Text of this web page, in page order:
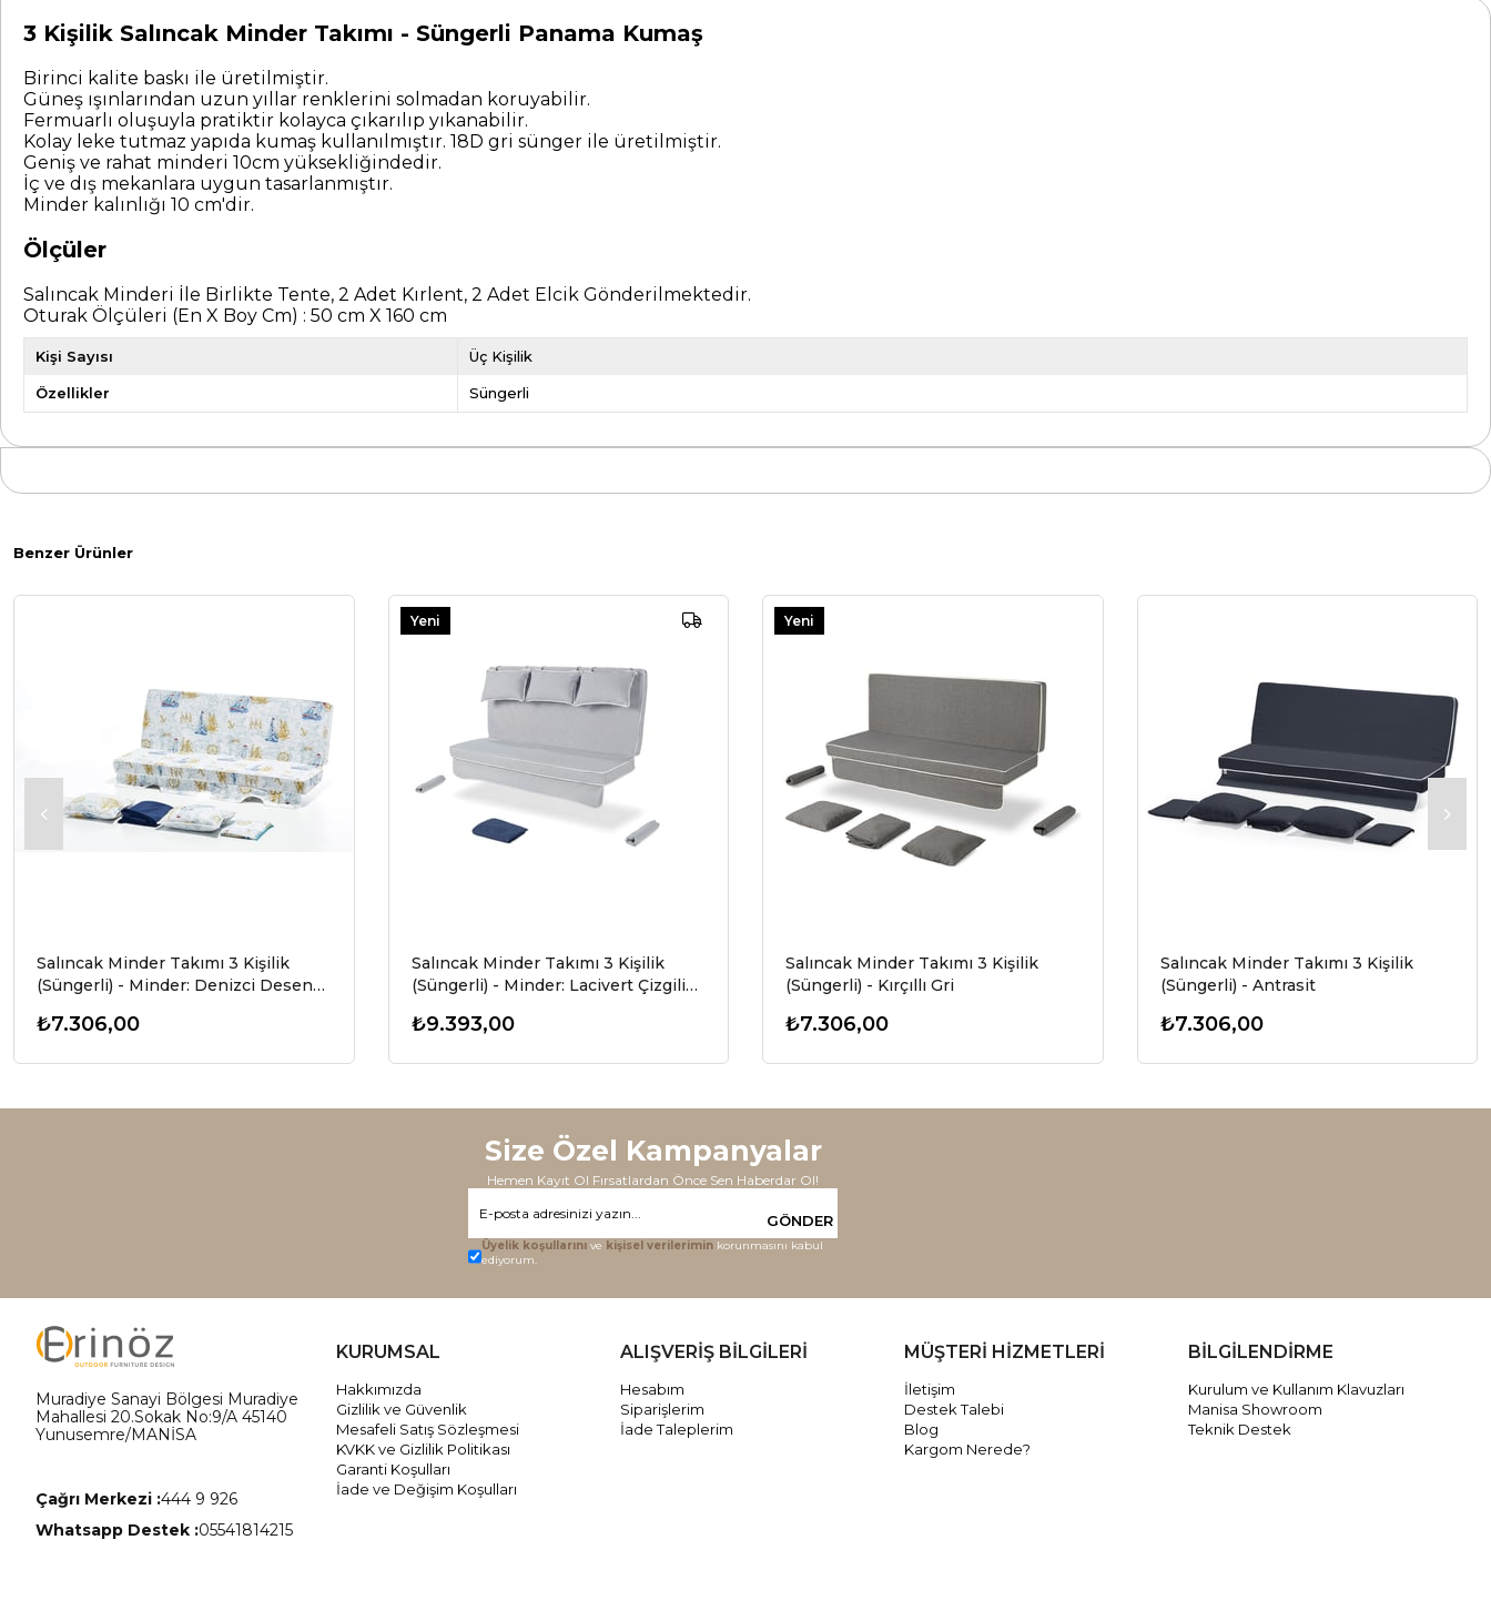
3 Kişilik Salıncak Minder Takımı - Süngerli Panama Kumaş
Birinci kalite baskı ile üretilmiştir.
Güneş ışınlarından uzun yıllar renklerini solmadan koruyabilir.
Fermuarlı oluşuyla pratiktir kolayca çıkarılıp yıkanabilir.
Kolay leke tutmaz yapıda kumaş kullanılmıştır. 18D gri sünger ile üretilmiştir.
Geniş ve rahat minderi 10cm yüksekliğindedir.
İç ve dış mekanlara uygun tasarlanmıştır.
Minder kalınlığı 10 cm'dir.
Ölçüler
Salıncak Minderi İle Birlikte Tente, 2 Adet Kırlent, 2 Adet Elcik Gönderilmektedir.
Oturak Ölçüleri (En X Boy Cm) : 50 cm X 160 cm
Kişi Sayısı Üç Kişilik
Özellikler Süngerli
Benzer Ürünler
Salıncak Minder Takımı 3 Kişilik
(Süngerli) - Minder: Denizci Desen
₺7.306,00
Salıncak Minder Takımı 3 Kişilik
(Süngerli) - Minder: Lacivert Çizgili
₺9.393,00
Yeni
Salıncak Minder Takımı 3 Kişilik
(Süngerli) - Kırçıllı Gri
₺7.306,00
Yeni
Salıncak Minder Takımı 3 Kişilik
(Süngerli) - Antrasit
₺7.306,00
Size Özel Kampanyalar
Hemen Kayıt Ol Fırsatlardan Önce Sen Haberdar Ol!
GÖNDER
Üyelik koşullarınıve kişisel verileriminkorunmasını kabul
ediyorum.
Muradiye Sanayi Bölgesi Muradiye
Mahallesi 20.Sokak No:9/A 45140
Yunusemre/MANİSA
Çağrı Merkezi :444 9 926
Whatsapp Destek :05541814215
KURUMSAL
Hakkımızda
Gizlilik ve Güvenlik
Mesafeli Satış Sözleşmesi
KVKK ve Gizlilik Politikası
Garanti Koşulları
İade ve Değişim Koşulları
ALIŞVERİŞ BİLGİLERİ
Hesabım
Siparişlerim
İade Taleplerim
MÜŞTERİ HİZMETLERİ
İletişim
Destek Talebi
Blog
Kargom Nerede?
BİLGİLENDİRME
Kurulum ve Kullanım Klavuzları
Manisa Showroom
Teknik Destek